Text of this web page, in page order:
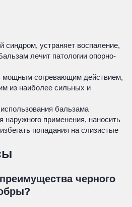
синдром, устраняет воспаление,
лечит патологии опорно-
мощным согревающим действием,
из наиболее сильных и
бальзама
наружного применения, наносить
попадания на слизистые
черного